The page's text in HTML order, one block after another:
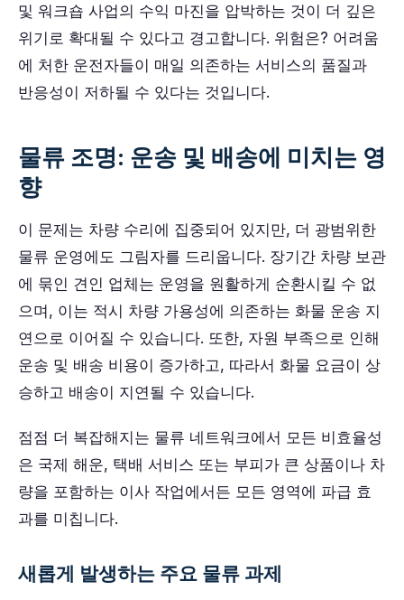
및 워크숍 사업의 수익 마진을 압박하는 것이 더 깊은
위기로 확대될 수 있다고 경고합니다. 위험은? 어려움
에 처한 운전자들이 매일 의존하는 서비스의 품질과
반응성이 저하될 수 있다는 것입니다.
물류 조명: 운송 및 배송에 미치는 영
향
이 문제는 차량 수리에 집중되어 있지만, 더 광범위한
물류 운영에도 그림자를 드리웁니다. 장기간 차량 보관
에 묶인 견인 업체는 운영을 원활하게 순환시킬 수 없
으며, 이는 적시 차량 가용성에 의존하는 화물 운송 지
연으로 이어질 수 있습니다. 또한, 자원 부족으로 인해
운송 및 배송 비용이 증가하고, 따라서 화물 요금이 상
승하고 배송이 지연될 수 있습니다.
점점 더 복잡해지는 물류 네트워크에서 모든 비효율성
은 국제 해운, 택배 서비스 또는 부피가 큰 상품이나 차
량을 포함하는 이사 작업에서든 모든 영역에 파급 효
과를 미칩니다.
새롭게 발생하는 주요 물류 과제